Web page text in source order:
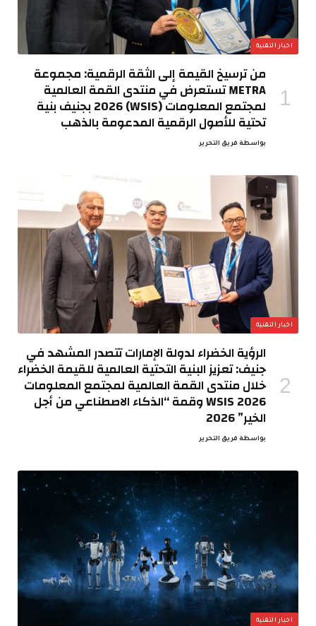
اخبار التقنية
من ترسيخ القيمة إلى الثقة الرقمية: مجموعة
METRA تستعرض في منتدى القمة العالمية
لمجتمع المعلومات (WSIS) 2026 بجنيف بنية
تحتية للأصول الرقمية المدعومة بالذهب
بواسطة فريق التحرير
اخبار التقنية
الرؤية الخضراء لدولة الإمارات تتصدر المشهد في
جنيف: تعزيز البنية التحتية العالمية للقيمة الخضراء
خلال منتدى القمة العالمية لمجتمع المعلومات
WSIS 2026 وقمة “الذكاء الاصطناعي من أجل
الخير” 2026
بواسطة فريق التحرير
اخبار التقنية